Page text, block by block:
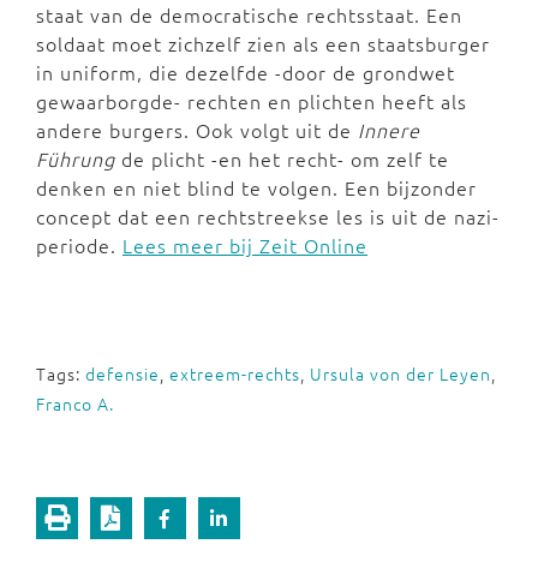
staat van de democratische rechtsstaat. Een
soldaat moet zichzelf zien als een staatsburger
in uniform, die dezelfde -door de grondwet
gewaarborgde- rechten en plichten heeft als
andere burgers. Ook volgt uit de Innere
Führung de plicht -en het recht- om zelf te
denken en niet blind te volgen. Een bijzonder
concept dat een rechtstreekse les is uit de nazi-
periode. Lees meer bij Zeit Online
Tags: defensie, extreem-rechts, Ursula von der Leyen,
Franco A.